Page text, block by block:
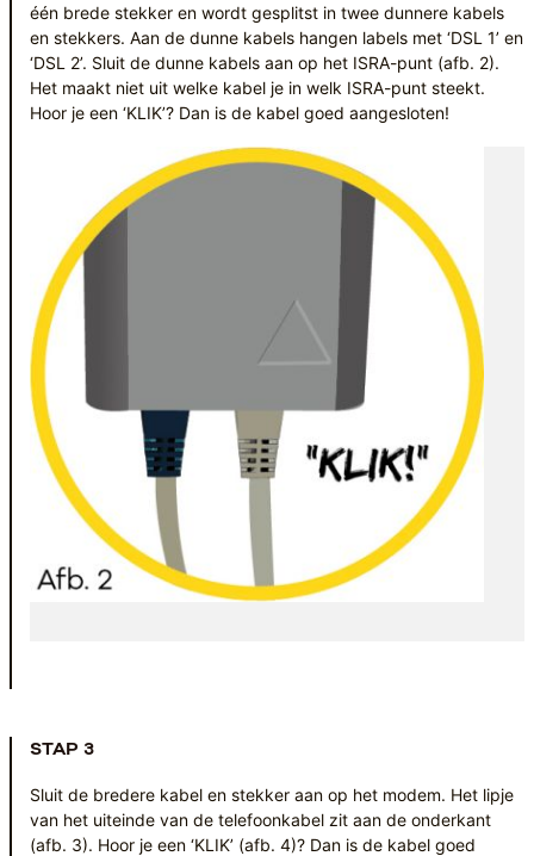
één brede stekker en wordt gesplitst in twee dunnere kabels
en stekkers. Aan de dunne kabels hangen labels met ‘DSL 1’ en
‘DSL 2’. Sluit de dunne kabels aan op het ISRA-punt (afb. 2).
Het maakt niet uit welke kabel je in welk ISRA-punt steekt.
Hoor je een ‘KLIK’? Dan is de kabel goed aangesloten!
STAP 3
Sluit de bredere kabel en stekker aan op het modem. Het lipje
van het uiteinde van de telefoonkabel zit aan de onderkant
(afb. 3). Hoor je een ‘KLIK’ (afb. 4)? Dan is de kabel goed